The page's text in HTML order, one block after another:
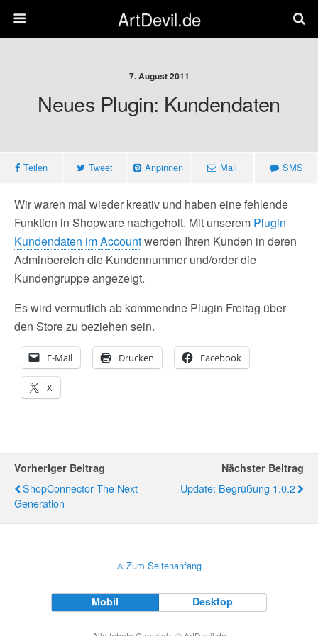
ArtDevil.de
7. August 2011
Neues Plugin: Kundendaten
Teilen Tweet Anpinnen Mail SMS
Wir waren mal wieder kreativ und haben eine fehlende
Funktion in Shopware nachgeholt. Mit unserem Plugin
Kundendaten im Accountwerden Ihren Kunden in deren
Adminbereich die Kundennummer und/order die
Kundengruppe angezeigt.
Es wird vermutlich ab kommendne Plugin Freitag über
den Store zu beziehen sein.
E-Mail Drucken Facebook
X
Vorheriger Beitrag
ShopConnector The Next
Generation
Nächster Beitrag
Update: Begrüßung 1.0.2
Zum Seitenanfang
Mobil Desktop